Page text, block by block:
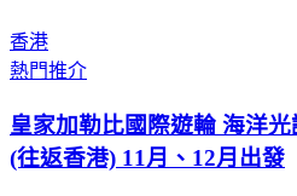
香港
熱門推介
皇家加勒比國際遊輪 海洋
(往返香港) 11月、12月出發